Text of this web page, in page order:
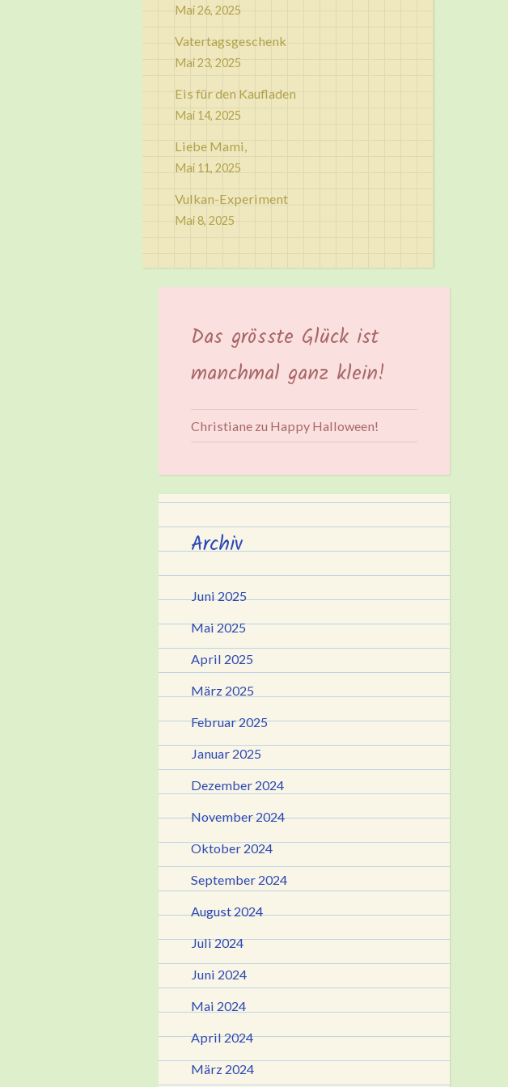
Mai 26, 2025
Vatertagsgeschenk
Mai 23, 2025
Eis für den Kaufladen
Mai 14, 2025
Liebe Mami,
Mai 11, 2025
Vulkan-Experiment
Mai 8, 2025
Das grösste Glück ist
manchmal ganz klein!
Christiane zu Happy Halloween!
Archiv
Juni 2025
Mai 2025
April 2025
März 2025
Februar 2025
Januar 2025
Dezember 2024
November 2024
Oktober 2024
September 2024
August 2024
Juli 2024
Juni 2024
Mai 2024
April 2024
März 2024